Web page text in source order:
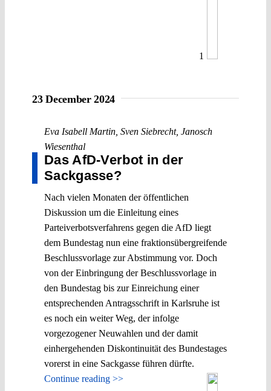
1
23 December 2024
Eva Isabell Martin Sven Siebrecht, Janosch
Wiesenthal
Das AfD-Verbot in der
Sackgasse?
Nach vielen Monaten der öffentlichen
Diskussion um die Einleitung eines
Parteiverbotsverfahrens gegen die AfD liegt
dem Bundestag nun eine fraktionsübergreifende
Beschlussvorlage zur Abstimmung vor. Doch
von der Einbringung der Beschlussvorlage in
den Bundestag bis zur Einreichung einer
entsprechenden Antragsschrift in Karlsruhe ist
es noch ein weiter Weg, der infolge
vorgezogener Neuwahlen und der damit
einhergehenden Diskontinuität des Bundestages
vorerst in eine Sackgasse führen dürfte.
Continue reading >>